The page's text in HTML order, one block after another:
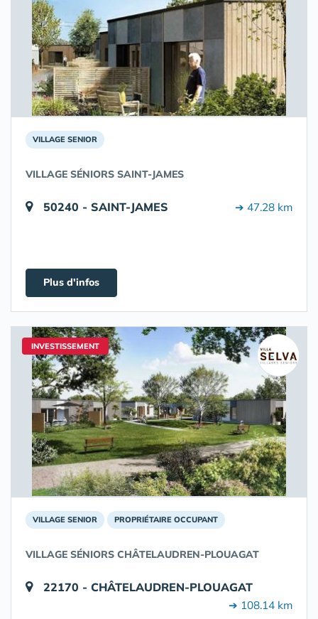
VILLAGE SENIOR
VILLAGE SÉNIORS SAINT-JAMES
50240 - SAINT-JAMES ➔ 47.28 km
Plus d'infos
INVESTISSEMENT
VILLAGE SENIOR PROPRIÉTAIRE OCCUPANT
VILLAGE SÉNIORS CHÂTELAUDREN-PLOUAGAT
22170 - CHÂTELAUDREN-PLOUAGAT
➔ 108.14 km